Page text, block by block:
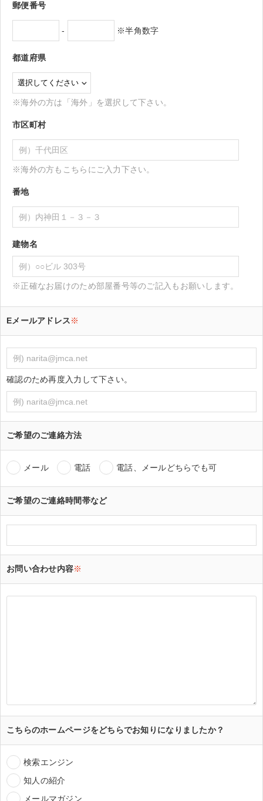
郵便番号
- ※半角数字
都道府県
※海外の方は「海外」を選択して下さい。
市区町村
※海外の方もこちらにご入力下さい。
番地
建物名
※正確なお届けのため部屋番号等のご記入もお願いします。
Eメールアドレス※
確認のため再度入力して下さい。
ご希望のご連絡方法
メール 電話 電話、メールどちらでも可
ご希望のご連絡時間帯など
お問い合わせ内容※
こちらのホームページをどちらでお知りになりましたか？
検索エンジン
知人の紹介
メールマガジン